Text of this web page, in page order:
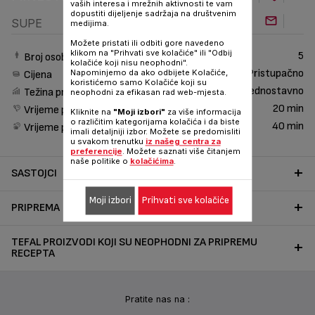
SUPE
Broj osoba
5
Cijena
Pristupačno
Težina pripreme
Jednostavno
Vrijeme pripreme
20 min
Vrijeme pripreme
40 min
SASTOJCI
PRIPREMA
TEFAL PROIZVODI KOJI SU NEOPHODNI ZA PRIPREMU
RECEPTA
Pratite nas na :
vaših interesa i mrežnih aktivnosti te vam
dopustiti dijeljenje sadržaja na društvenim
medijima.
Možete pristati ili odbiti gore navedeno
klikom na "Prihvati sve kolačiće" ili "Odbij
kolačiće koji nisu neophodni".
Napominjemo da ako odbijete Kolačiće,
koristićemo samo Kolačiće koji su
neophodni za efikasan rad web-mjesta.
Kliknite na "Moji izbori" za više informacija
o različitim kategorijama kolačića i da biste
imali detaljniji izbor. Možete se predomisliti
u svakom trenutku iz našeg centra za
preferencije. Možete saznati više čitanjem
naše politike o kolačićima.
Moji izbori Prihvati sve kolačiće